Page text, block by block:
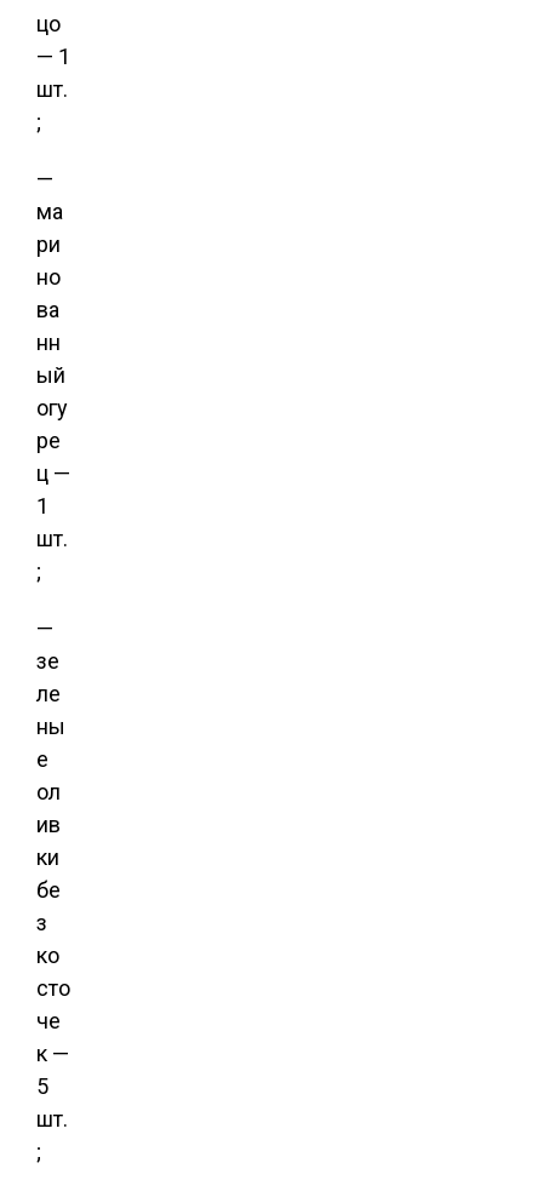
цо
— 1
шт.
;
—
ма
ри
но
ва
нн
ый
огу
ре
ц —
1
шт.
;
—
зе
ле
ны
е
ол
ив
ки
бе
з
ко
сто
че
к —
5
шт.
;